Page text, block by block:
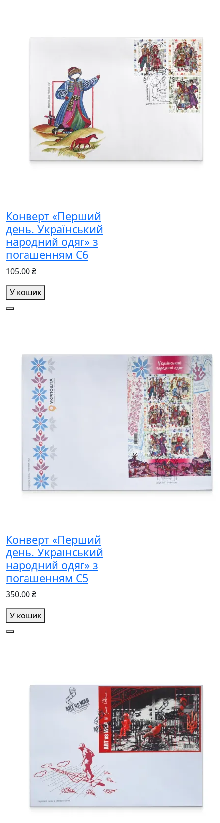
Конверт «Перший
день. Український
народний одяг» з
погашенням С6
105.00 ₴
У кошик
Конверт «Перший
день. Український
народний одяг» з
погашенням С5
350.00 ₴
У кошик